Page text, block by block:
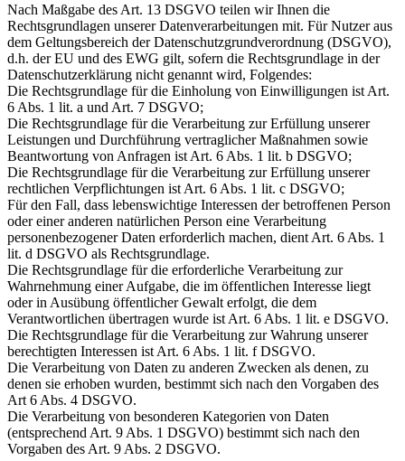
Nach Maßgabe des Art. 13 DSGVO teilen wir Ihnen die
Rechtsgrundlagen unserer Datenverarbeitungen mit. Für Nutzer aus
dem Geltungsbereich der Datenschutzgrundverordnung (DSGVO),
d.h. der EU und des EWG gilt, sofern die Rechtsgrundlage in der
Datenschutzerklärung nicht genannt wird, Folgendes:
Die Rechtsgrundlage für die Einholung von Einwilligungen ist Art.
6 Abs. 1 lit. a und Art. 7 DSGVO;
Die Rechtsgrundlage für die Verarbeitung zur Erfüllung unserer
Leistungen und Durchführung vertraglicher Maßnahmen sowie
Beantwortung von Anfragen ist Art. 6 Abs. 1 lit. b DSGVO;
Die Rechtsgrundlage für die Verarbeitung zur Erfüllung unserer
rechtlichen Verpflichtungen ist Art. 6 Abs. 1 lit. c DSGVO;
Für den Fall, dass lebenswichtige Interessen der betroffenen Person
oder einer anderen natürlichen Person eine Verarbeitung
personenbezogener Daten erforderlich machen, dient Art. 6 Abs. 1
lit. d DSGVO als Rechtsgrundlage.
Die Rechtsgrundlage für die erforderliche Verarbeitung zur
Wahrnehmung einer Aufgabe, die im öffentlichen Interesse liegt
oder in Ausübung öffentlicher Gewalt erfolgt, die dem
Verantwortlichen übertragen wurde ist Art. 6 Abs. 1 lit. e DSGVO.
Die Rechtsgrundlage für die Verarbeitung zur Wahrung unserer
berechtigten Interessen ist Art. 6 Abs. 1 lit. f DSGVO.
Die Verarbeitung von Daten zu anderen Zwecken als denen, zu
denen sie erhoben wurden, bestimmt sich nach den Vorgaben des
Art 6 Abs. 4 DSGVO.
Die Verarbeitung von besonderen Kategorien von Daten
(entsprechend Art. 9 Abs. 1 DSGVO) bestimmt sich nach den
Vorgaben des Art. 9 Abs. 2 DSGVO.